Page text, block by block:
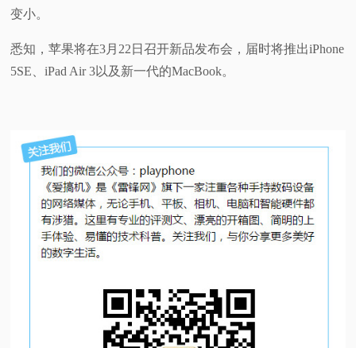
变小。
悉知，苹果将在3月22日召开新品发布会，届时将推出iPhone
5SE、iPad Air 3以及新一代的MacBook。